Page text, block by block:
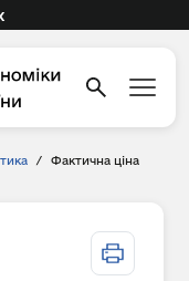
/
Фактична ціна